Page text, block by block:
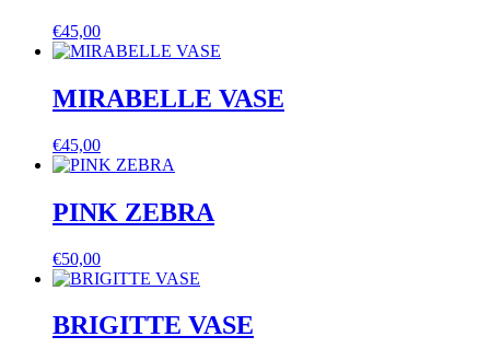
€45,00
MIRABELLΕ VASE
€45,00
PINK ZEBRA
€50,00
BRIGITTE VASE